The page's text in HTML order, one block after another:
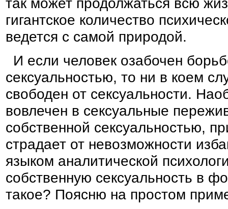
гигантское количество
ведется с самой природой.
И если человек озабочен
сексуальностью, то ни в коем
свободен от сексуальности.
вовлечен в сексуальные
собственной сексуальностью,
страдает от невозможности
языком аналитической
собственную сексуальность в
такое? Поясню на простом